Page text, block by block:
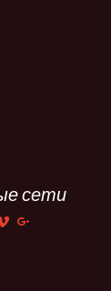
века
сети
Vimeo